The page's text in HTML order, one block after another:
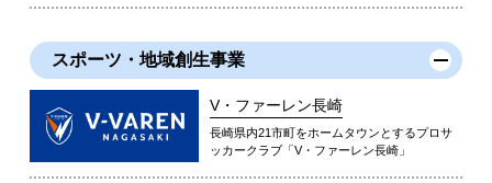
スポーツ・地域創生事業
V・ファーレン長崎
長崎県内21市町をホームタウンとするプロサ
ッカークラブ「V・ファーレン長崎」